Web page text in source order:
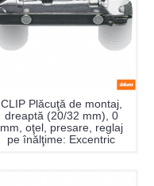
CLIP Plăcuţă de montaj,
dreaptă (20/32 mm), 0
mm, oţel, presare, reglaj
pe înălţime: Excentric